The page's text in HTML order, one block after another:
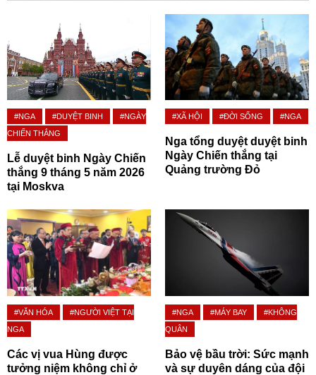
#NGA #DUYỆT BINH
#NGÀY
CHIẾN THẮNG
Lễ duyệt binh Ngày Chiến
thắng 9 tháng 5 năm 2026
tại Moskva
#XÃ HỘI #ĐỜI SỐNG #NGA
Nga tổng duyệt duyệt binh
Ngày Chiến thắng tại
Quảng trường Đỏ
#VĂN HÓA
#NGƯỜI VIỆT TẠI
NGA
Các vị vua Hùng được
tưởng niệm không chỉ ở
#NGA #MÁY BAY
#KHÔNG
QUÂN
Bảo vệ bầu trời: Sức mạnh
và sự duyên dáng của đội